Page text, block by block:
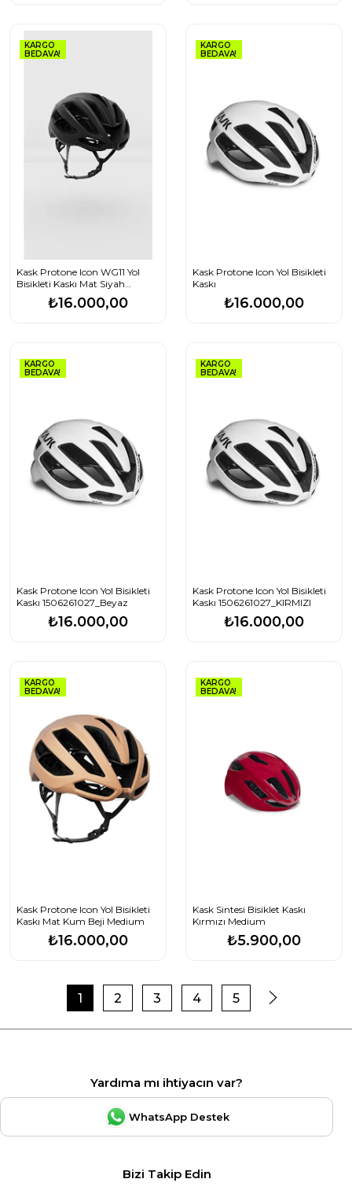
KARGO
BEDAVA!
Kask Protone Icon WG11 Yol
Bisikleti Kaskı Mat Siyah
Medium₺16.000,00
KARGO
BEDAVA!
Kask Protone Icon Yol Bisikleti
Kaskı
₺16.000,00
KARGO
BEDAVA!
Kask Protone Icon Yol Bisikleti
Kaskı 1506261027_Beyaz
₺16.000,00
KARGO
BEDAVA!
Kask Protone Icon Yol Bisikleti
Kaskı 1506261027_KIRMIZI
₺16.000,00
KARGO
BEDAVA!
Kask Protone Icon Yol Bisikleti
Kaskı Mat Kum Beji Medium
₺16.000,00
KARGO
BEDAVA!
Kask Sintesi Bisiklet Kaskı
Kırmızı Medium
₺5.900,00
1 2 3 4 5
Yardıma mı ihtiyacın var?
WhatsApp Destek
Bizi Takip Edin